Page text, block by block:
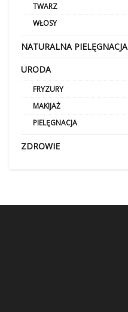
TWARZ
WŁOSY
NATURALNA PIELĘGNACJA
URODA
FRYZURY
MAKIJAŻ
PIELĘGNACJA
ZDROWIE